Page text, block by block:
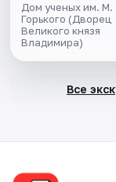
Дом ученых им. М.
Горького (Дворец
Великого князя
Владимира)
Все